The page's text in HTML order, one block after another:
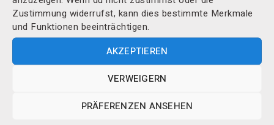
Zustimmung widerrufst, kann dies bestimmte Merkmale
und Funktionen beeinträchtigen.
AKZEPTIEREN
VERWEIGERN
PRÄFERENZEN ANSEHEN
Wareneingang
MHD & Chargen
Seriennummern